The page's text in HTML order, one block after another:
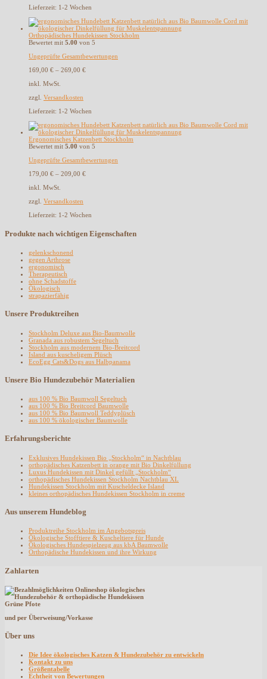
Lieferzeit: 1-2 Wochen
Orthopädisches Hundekissen Stockholm
Bewertet mit 5.00 von 5
Ungeprüfte Gesamtbewertungen
169,00 € – 269,00 €
inkl. MwSt.
zzgl. Versandkosten
Lieferzeit: 1-2 Wochen
Ergonomisches Katzenbett Stockholm
Bewertet mit 5.00 von 5
Ungeprüfte Gesamtbewertungen
179,00 € – 209,00 €
inkl. MwSt.
zzgl. Versandkosten
Lieferzeit: 1-2 Wochen
Produkte nach wichtigen Eigenschaften
gelenkschonend
gegen Arthrose
ergonomisch
Therapeutisch
ohne Schadstoffe
Ökologisch
strapazierfähig
Unsere Produktreihen
Stockholm Deluxe aus Bio-Baumwolle
Granada aus robustem Segeltuch
Stockholm aus modernem Bio-Breitcord
Island aus kuscheligem Plüsch
EcoEgg Cats&Dogs aus Halbpanama
Unsere Bio Hundezubehör Materialien
aus 100 % Bio Baumwoll Segeltuch
aus 100 % Bio Breitcord Baumwolle
aus 100 % Bio Baumwoll Teddyplüsch
aus 100 % ökologischer Baumwolle
Erfahrungsberichte
Exklusives Hundekissen Bio „Stockholm“ in Nachtblau
orthopädisches Katzenbett in orange mit Bio Dinkelfüllung
Luxus Hundekissen mit Dinkel gefüllt „Stockholm“
orthopädisches Hundekissen Stockholm Nachtblau XL
Hundekissen Stockholm mit Kuscheldecke Island
kleines orthopädisches Hundekissen Stockholm in creme
Aus unserem Hundeblog
Produktreihe Stockholm im Angebotspreis
Ökologische Stofftiere & Kuscheltiere für Hunde
Ökologisches Hundespielzeug aus kbA Baumwolle
Orthopädische Hundekissen und ihre Wirkung
Zahlarten
und per Überweisung/Vorkasse
Über uns
Die Idee ökologisches Katzen & Hundezubehör zu entwickeln
Kontakt zu uns
Größentabelle
Echtheit von Bewertungen